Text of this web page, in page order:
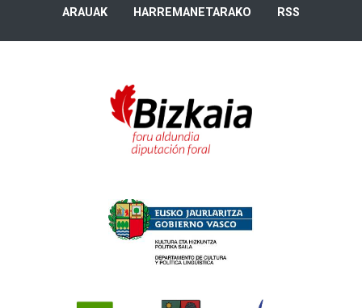
ARAUAK HARREMANETARAKO RSS